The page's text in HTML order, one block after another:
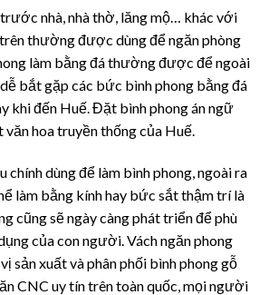
nhà, nhà thờ, lăng mộ… khác với
thường được dùng để ngăn phòng
làm bằng đá thường được để ngoài
bắt gặp các bức bình phong bằng đá
khi đến Huế. Đặt bình phong án ngữ
hoa truyền thống của Huế.
chính dùng để làm bình phong, ngoài ra
làm bằng kính hay bức sắt thậm trí là
cũng sẽ ngày càng phát triển để phù
của con người. Vách ngăn phong
sản xuất và phân phối bình phong gỗ
CNC uy tín trên toàn quốc, mọi người